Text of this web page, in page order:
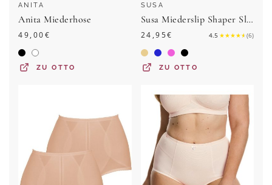
ANITA
Anita Miederhose
49,00€
ZUOTTO
SUSA
Susa Miederslip Shaper Slip Milano (Stück, 1-St)
24,95€ 4.5 ★★★★★ (6)
ZU OTTO